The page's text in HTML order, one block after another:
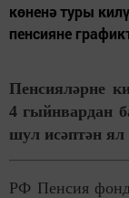
көненә туры
пенсияне
Пенсияләрне
4 гыйнвардан
шул исәптән ял
РФ Пенсия